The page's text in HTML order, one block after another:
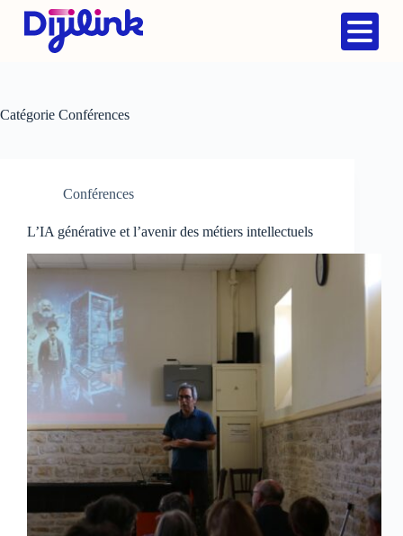
Catégorie Conférences
Conférences
L’IA générative et l’avenir des métiers intellectuels